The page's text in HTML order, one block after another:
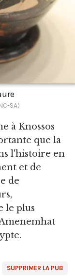
SA)
à Knossos
que la
l'histoire en
et de
de
le plus
SUPPRIMER LA PUB